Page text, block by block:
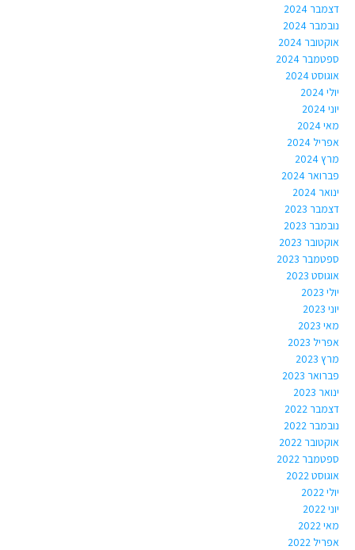
דצמבר 2024
נובמבר 2024
אוקטובר 2024
ספטמבר 2024
אוגוסט 2024
יולי 2024
יוני 2024
מאי 2024
אפריל 2024
מרץ 2024
פברואר 2024
ינואר 2024
דצמבר 2023
נובמבר 2023
אוקטובר 2023
ספטמבר 2023
אוגוסט 2023
יולי 2023
יוני 2023
מאי 2023
אפריל 2023
מרץ 2023
פברואר 2023
ינואר 2023
דצמבר 2022
נובמבר 2022
אוקטובר 2022
ספטמבר 2022
אוגוסט 2022
יולי 2022
יוני 2022
מאי 2022
אפריל 2022